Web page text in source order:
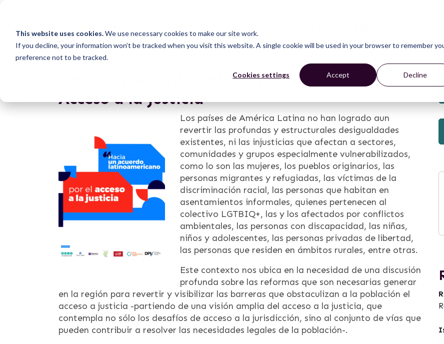
This website uses cookies.We use necessary cookies to make our site work.
If you decline, your information won’t be tracked when you visit this website. A single cookie will be used in your browser to remember
preference not to be tracked.
Cookies settings Accept Decline
Hacia un Acuerdo Latinoamericano por el
Acceso a la Justicia
Los países de América Latina no han logrado aun
revertir las profundas y estructurales desigualdades
existentes, ni las injusticias que afectan a sectores,
comunidades y grupos especialmente vulnerabilizados,
como lo son las mujeres, los pueblos originarios, las
personas migrantes y refugiadas, las víctimas de la
discriminación racial, las personas que habitan en
asentamientos informales, quienes pertenecen al
colectivo LGTBIQ+, las y los afectados por conflictos
ambientales, las personas con discapacidad, las niñas,
niños y adolescentes, las personas privadas de libertad,
las personas que residen en ámbitos rurales, entre otras.
Este contexto nos ubica en la necesidad de una discusión
profunda sobre las reformas que son necesarias generar
en la región para revertir y visibilizar las barreras que obstaculizan a la población el
acceso a justicia -partiendo de una visión amplia del acceso a la justicia, que
contempla no sólo los desafíos de acceso a la jurisdicción, sino al conjunto de vías que
pueden contribuir a resolver las necesidades legales de la población-.